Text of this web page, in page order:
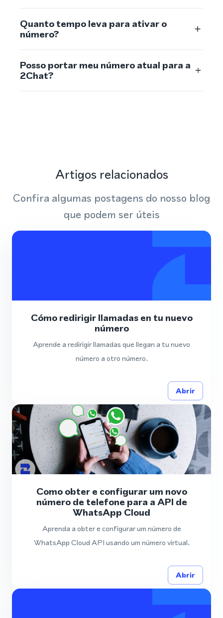
Quanto tempo leva para ativar o
número?
Posso portar meu número atual para a
2Chat?
Artigos relacionados
Confira algumas postagens do nosso blog
que podem ser úteis
Cómo redirigir llamadas en tu nuevo
número
Aprende a redirigir llamadas que llegan a tu nuevo
número a otro número.
Abrir
Como obter e configurar um novo
número de telefone para a API de
WhatsApp Cloud
Aprenda a obter e configurar um número de
WhatsApp Cloud API usando um número virtual.
Abrir